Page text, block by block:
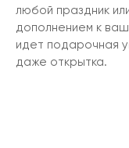
любой праздник
дополнением к
идет подарочная
даже открытка.